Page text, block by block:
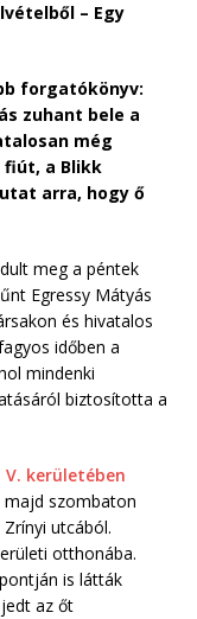
– Egy
forgatókönyv:
zuhant bele a
még
fiút, a Blikk
arra, hogy ő
meg a péntek
Egressy Mátyás
és hivatalos
időben a
mindenki
biztosította a
kerületében
majd szombaton
utcából.
otthonába.
is látták
az őt